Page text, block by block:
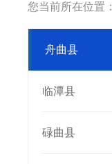
您当前所在位置：
舟曲县
临潭县
碌曲县